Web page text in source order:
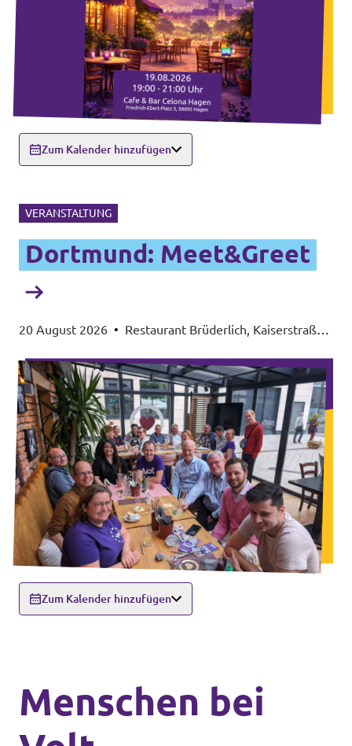
Zum Kalender hinzufügen
VERANSTALTUNG
Dortmund: Meet&Greet
20 August 2026 • Restaurant Brüderlich, Kaiserstraße
Zum Kalender hinzufügen
Menschen bei